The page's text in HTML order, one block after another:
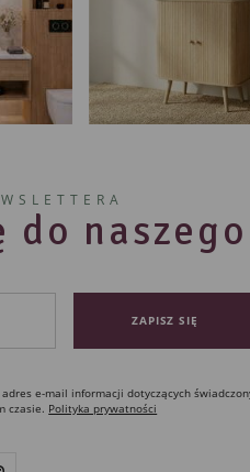
do
e-mail informacji dotyczących
czasie. Polityka prywatności